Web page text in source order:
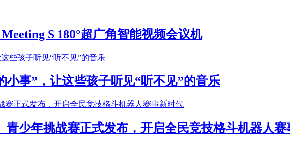
S 180°超广角智能视频会议机
小事”，让这些孩子听见“听不见”的音乐
少年挑战赛正式发布，开启全民竞技格斗机器人赛